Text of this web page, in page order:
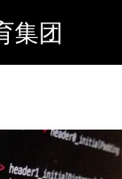
集团